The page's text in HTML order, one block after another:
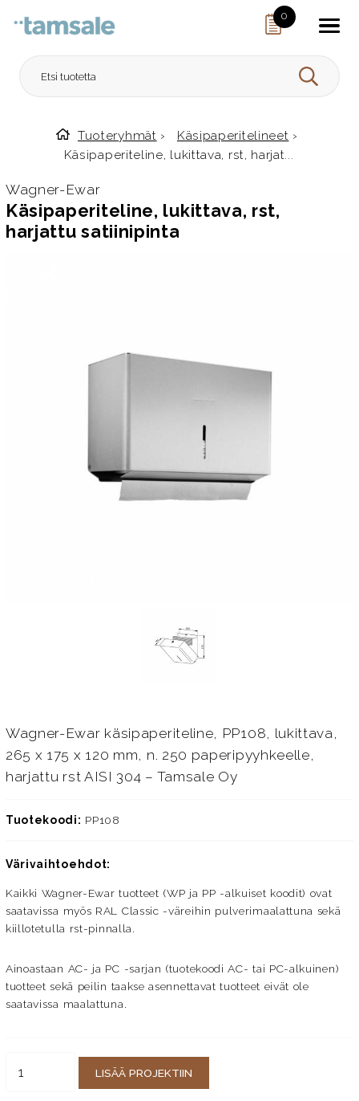
0
HAE
Etusivulle
Tuoteryhmät › Käsipaperitelineet ›
Käsipaperiteline, lukittava, rst, harjat...
Wagner-Ewar
Käsipaperiteline, lukittava, rst,
harjattu satiinipinta
Wagner-Ewar käsipaperiteline, PP108, lukittava,
265 x 175 x 120 mm, n. 250 paperipyyhkeelle,
harjattu rst AISI 304 – Tamsale Oy
Tuotekoodi: PP108
Värivaihtoehdot:
Kaikki Wagner-Ewar tuotteet (WP ja PP -alkuiset koodit) ovat
saatavissa myös RAL Classic -väreihin pulverimaalattuna sekä
kiillotetulla rst-pinnalla.
Ainoastaan AC- ja PC -sarjan (tuotekoodi AC- tai PC-alkuinen)
tuotteet sekä peilin taakse asennettavat tuotteet eivät ole
saatavissa maalattuna.
LISÄÄ PROJEKTIIN